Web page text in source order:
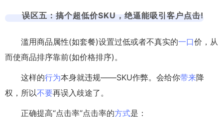
误区五：搞个超低价SKU，绝逼能吸引客户点击!
滥用商品属性(如套餐)设置过低或者不真实的一口价，从
而使商品排序靠前(如价格排序)。
这样的行为本身就违规——SKU作弊。会给你带来降
权，所以不要再误入歧途了。
正确提高“点击率”点击率的方式是：